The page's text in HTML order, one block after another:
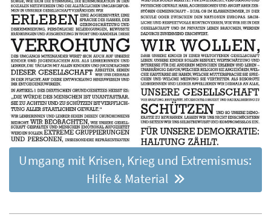
Umgang mit Krisen, Krieg und Extremismus:
Hilfe & Material